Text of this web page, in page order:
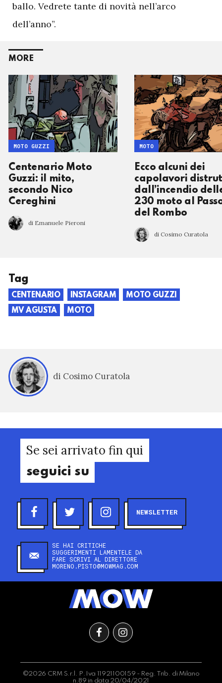
ballo. Vedrete tante di novità nell’arco
dell’anno”.
MORE
Centenario Moto
Guzzi: il mito,
secondo Nico
Cereghini
di Emanuele Pieroni
MOTO GUZZI
Ecco alcuni dei
capolavori
dall’incendio
230 moto al
del Rombo
di Cosimo Curatola
MOTO
Tag
CENTENARIO INSTAGRAM
MOTO GUZZI
MV AGUSTA
MOTO
di Cosimo Curatola
Se sei arrivato fin qui
seguici su
NEWSLETTER
SE HAI CRITICHE
SUGGERIMENTI LAMENTELE DA
FARE SCRIVI AL DIRETTORE
MORENO.PISTO@MOWMAG.COM
©2026 CRM S.r.l. P.Iva 11921100159 - Reg. Trib. di Milano
n.89 in data 20/04/2021